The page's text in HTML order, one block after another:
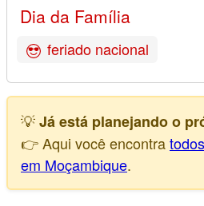
Dia da Família
feriado nacional
💡Já está planejando o
👉 Aqui você encontra
em Moçambique.